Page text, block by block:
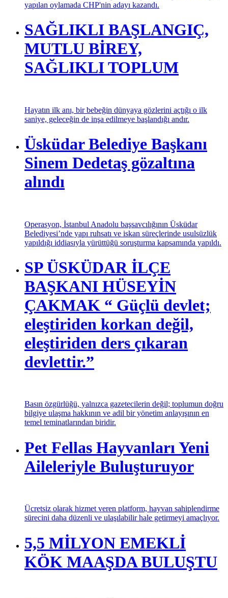
yapılan oylamada CHP'nin adayı kazandı.
SAĞLIKLI BAŞLANGIÇ,
MUTLU BİREY,
SAĞLIKLI TOPLUM
Hayatın ilk anı, bir bebeğin dünyaya gözlerini açtığı o ilk
saniye, geleceğin de inşa edilmeye başlandığı andır.
Üsküdar Belediye Başkanı
Sinem Dedetaş gözaltına
alındı
Operasyon, İstanbul Anadolu başsavcılığının Üsküdar
Belediyesi’nde yapı ruhsatı ve iskan süreçlerinde usulsüzlük
yapıldığı iddiasıyla yürüttüğü soruşturma kapsamında yapıldı.
SP ÜSKÜDAR İLÇE
BAŞKANI HÜSEYİN
ÇAKMAK “ Güçlü devlet;
eleştiriden korkan değil,
eleştiriden ders çıkaran
devlettir.”
Basın özgürlüğü, yalnızca gazetecilerin değil; toplumun doğru
bilgiye ulaşma hakkının ve adil bir yönetim anlayışının en
temel teminatlarından biridir.
Pet Fellas Hayvanları Yeni
Aileleriyle Buluşturuyor
Ücretsiz olarak hizmet veren platform, hayvan sahiplendirme
sürecini daha düzenli ve ulaşılabilir hale getirmeyi amaçlıyor.
5,5 MİLYON EMEKLİ
KÖK MAAŞDA BULUŞTU